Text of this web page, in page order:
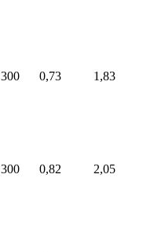
300 0,73 1,83
300 0,82 2,05